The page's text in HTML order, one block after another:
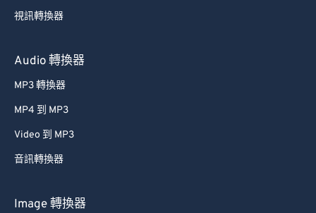
視訊轉換器
Audio 轉換器
MP3 轉換器
MP4 到 MP3
Video 到 MP3
音訊轉換器
Image 轉換器